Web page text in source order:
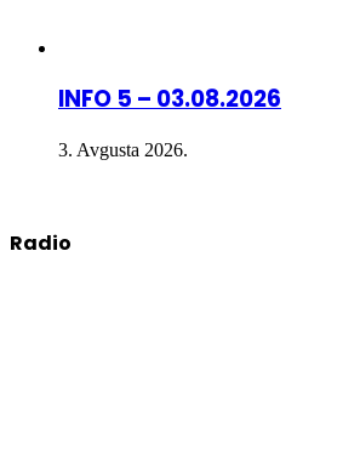
INFO 5 – 03.08.2026
3. Avgusta 2026.
Radio